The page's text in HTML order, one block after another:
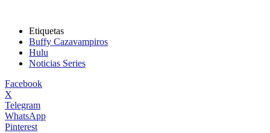
Etiquetas
Buffy Cazavampiros
Hulu
Noticias Series
Facebook
X
Telegram
WhatsApp
Pinterest